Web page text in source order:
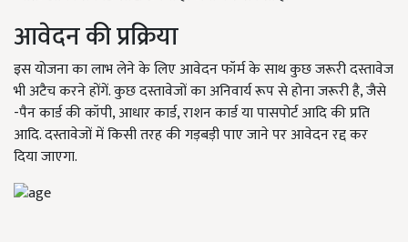
आवेदन की प्रक्रिया
इस योजना का लाभ लेने के लिए आवेदन फॉर्म के साथ कुछ जरूरी दस्तावेज
भी अटैच करने होंगें. कुछ दस्तावेजों का अनिवार्य रूप से होना जरूरी है, जैसे
-पैन कार्ड की कॉपी, आधार कार्ड, राशन कार्ड या पासपोर्ट आदि की प्रति
आदि. दस्तावेजों में किसी तरह की गड़बड़ी पाए जाने पर आवेदन रद्द कर
दिया जाएगा.